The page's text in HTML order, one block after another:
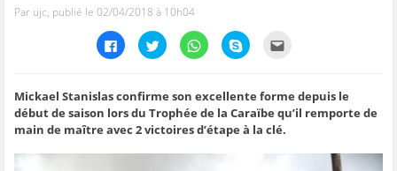
Par ujc, publié le 02/04/2018 à 10h04
C
l
e
z
p
o
u
p
C
l
e
z
p
o
u
p
C
l
e
z
p
o
u
p
C
l
e
z
p
o
u
e
z
p
Mickael Stanislas confirme son excellente forme depuis le
début de saison lors du Trophée de la Caraïbe qu’il remporte de
main de maître avec 2 victoires d’étape à la clé.